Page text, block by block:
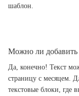
шаблон.
Можно ли добавить
Да, конечно! Текст
страницу с месяцем.
текстовые блоки, где